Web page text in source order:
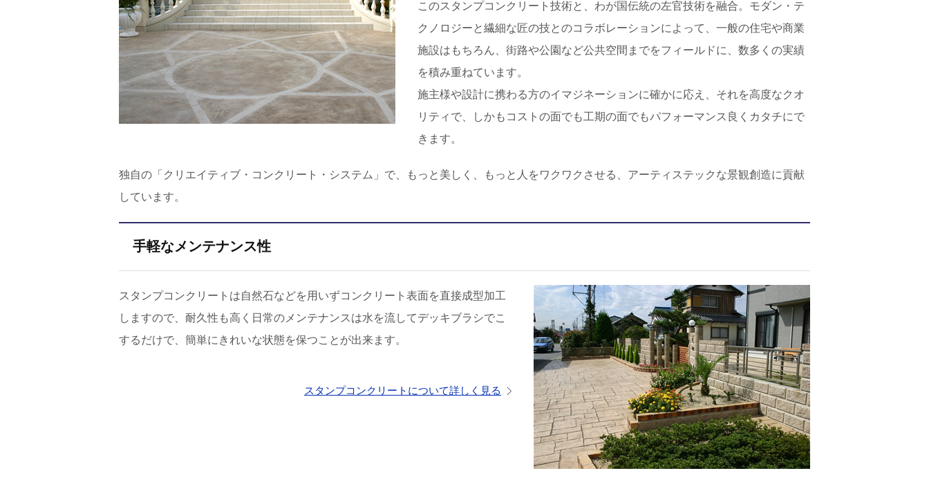
このスタンプコンクリート技術と、わが国伝統の左官技術を融合。モダン・テ
クノロジーと繊細な匠の技とのコラボレーションによって、一般の住宅や商業
施設はもちろん、街路や公園など公共空間までをフィールドに、数多くの実績
を積み重ねています。
施主様や設計に携わる方のイマジネーションに確かに応え、それを高度なクオ
リティで、しかもコストの面でも工期の面でもパフォーマンス良くカタチにで
きます。
独自の「クリエイティブ・コンクリート・システム」で、もっと美しく、もっと人をワクワクさせる、アーティステックな景観創造に貢献
しています。
手軽なメンテナンス性
スタンプコンクリートは自然石などを用いずコンクリート表面を直接成型加工
しますので、耐久性も高く日常のメンテナンスは水を流してデッキブラシでこ
するだけで、簡単にきれいな状態を保つことが出来ます。
スタンプコンクリートについて詳しく見る